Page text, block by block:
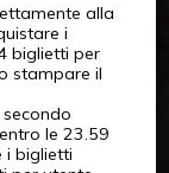
alla
i
biglietti per
stampare il
secondo
le 23.59
i biglietti